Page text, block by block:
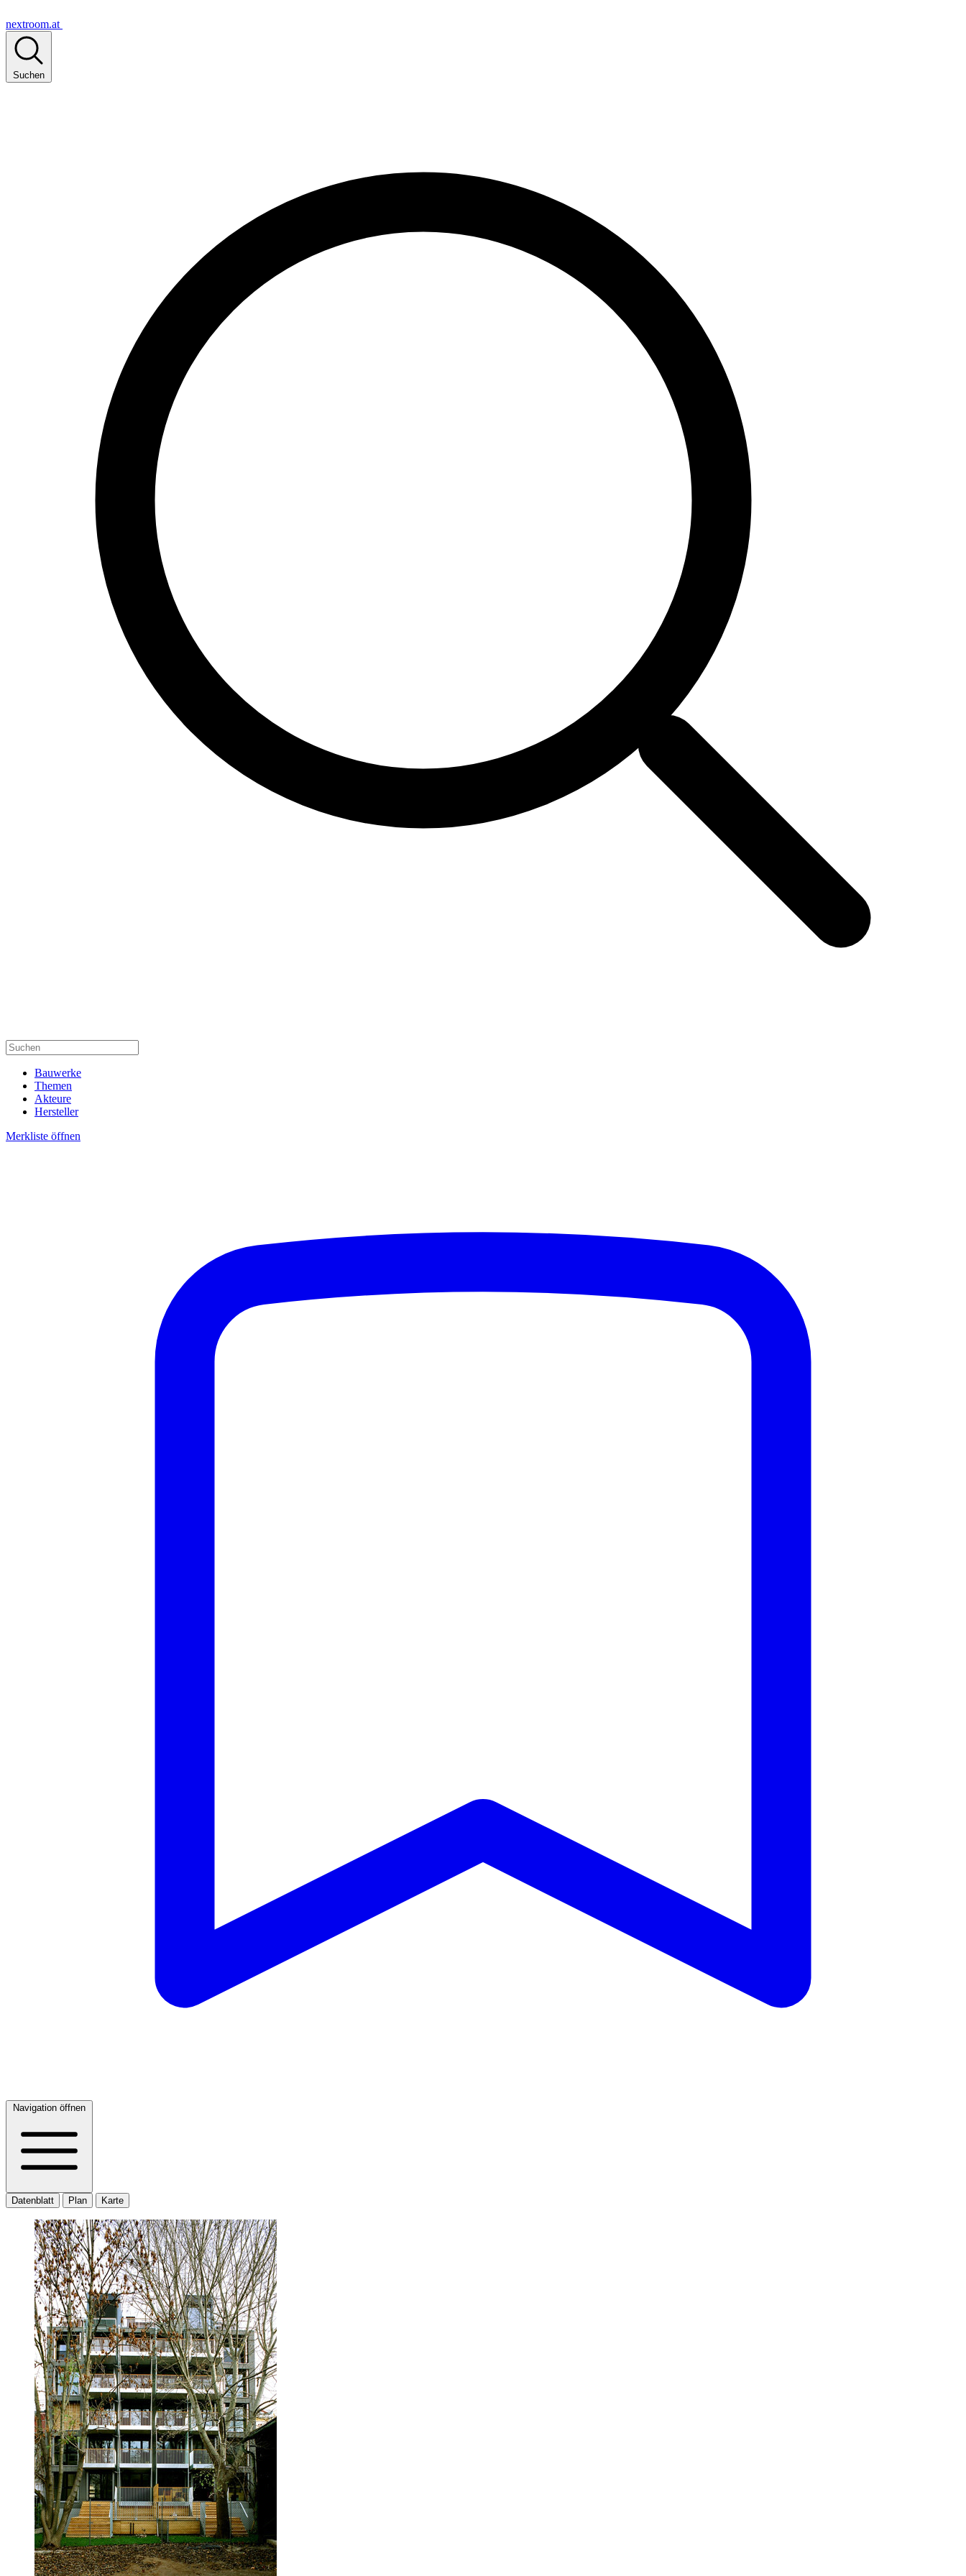
nextroom.at
Suchen
Bauwerke
Themen
Akteure
Hersteller
Merkliste öffnen
Navigation öffnen
Datenblatt Plan Karte